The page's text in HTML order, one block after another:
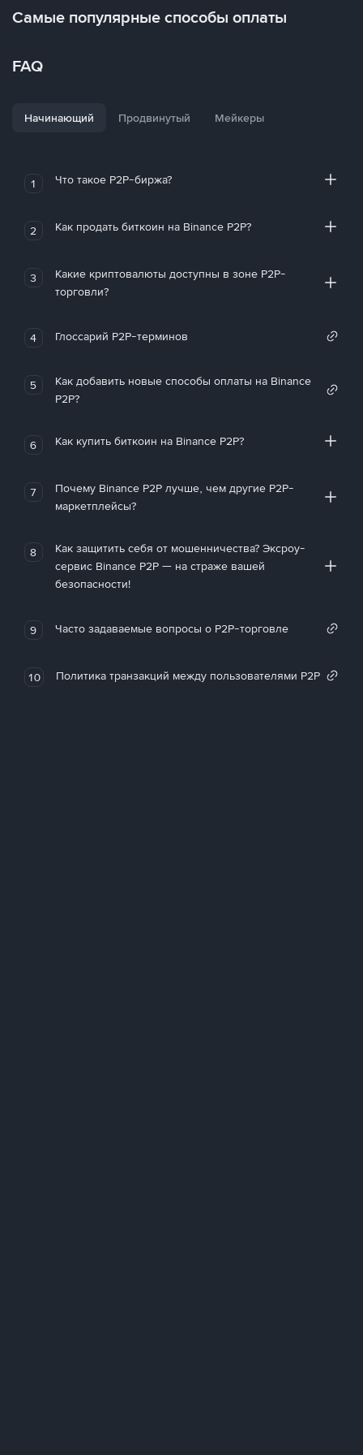
Самые популярные способы оплаты
FAQ
Начинающий Продвинутый Мейкеры
1 Что такое P2P-биржа?
2 Как продать биткоин на Binance P2P?
3
Какие криптовалюты доступны в зоне P2P-
торговли?
4 Глоссарий P2P-терминов
5
Как добавить новые способы оплаты на Binance
P2P?
6 Как купить биткоин на Binance P2P?
7
Почему Binance P2P лучше, чем другие P2P-
маркетплейсы?
8
Как защитить себя от мошенничества? Эксроу-
сервис Binance P2P — на страже вашей
безопасности!
9 Часто задаваемые вопросы о P2P-торговле
10 Политика транзакций между пользователями P2P